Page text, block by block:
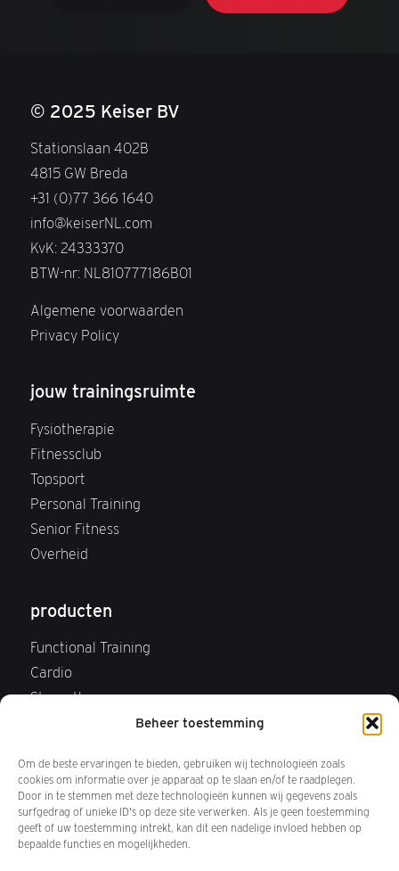
Beheer toestemming
Om de beste ervaringen te bieden, gebruiken wij technologieën zoals
cookies om informatie over je apparaat op te slaan en/of te raadplegen.
Door in te stemmen met deze technologieën kunnen wij gegevens zoals
surfgedrag of unieke ID's op deze site verwerken. Als je geen toestemming
geeft of uw toestemming intrekt, kan dit een nadelige invloed hebben op
bepaalde functies en mogelijkheden.
© 2025 Keiser BV
Stationslaan 402B
4815 GW Breda
+31 (0)77 366 1640
info@keiserNL.com
KvK: 24333370
BTW-nr: NL810777186B01
Algemene voorwaarden
Privacy Policy
jouw trainingsruimte
Fysiotherapie
Fitnessclub
Topsport
Personal Training
Senior Fitness
Overheid
producten
Functional Training
Cardio
Strength
Retourneren
over ons